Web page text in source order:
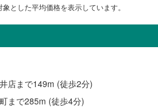
とした平均価格を表示しています。
店まで149m (徒歩2分)
まで285m (徒歩4分)